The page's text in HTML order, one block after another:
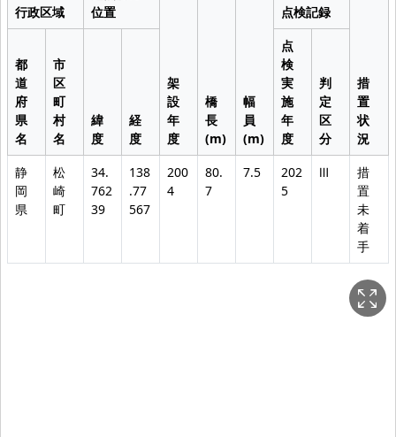
行政区域
位置
架
設
年
度
橋
長
(m)
幅
員
(m)
点検記録
措
置
状
況
都
道
府
県
名
市
区
町
村
名
緯
度
経
度
点
検
実
施
年
度
判
定
区
分
静
岡
県
松
崎
町
34.
762
39
138
.77
567
200
4
80.
7
7.5
202
5
Ⅲ
措
置
未
着
手